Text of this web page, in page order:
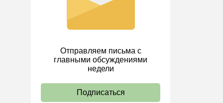
Отправляем письма с
главными обсуждениями
недели
Подписаться